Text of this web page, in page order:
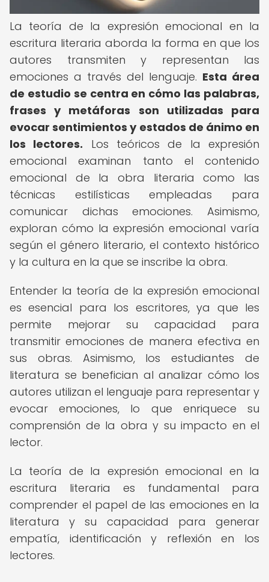
La teoría de la expresión emocional en la
escritura literaria aborda la forma en que los
autores transmiten y representan las
emociones a través del lenguaje. Esta área
de estudio se centra en cómo las palabras,
frases y metáforas son utilizadas para
evocar sentimientos y estados de ánimo en
los lectores. Los teóricos de la expresión
emocional examinan tanto el contenido
emocional de la obra literaria como las
técnicas estilísticas empleadas para
comunicar dichas emociones. Asimismo,
exploran cómo la expresión emocional varía
según el género literario, el contexto histórico
y la cultura en la que se inscribe la obra.
Entender la teoría de la expresión emocional
es esencial para los escritores, ya que les
permite mejorar su capacidad para
transmitir emociones de manera efectiva en
sus obras. Asimismo, los estudiantes de
literatura se benefician al analizar cómo los
autores utilizan el lenguaje para representar y
evocar emociones, lo que enriquece su
comprensión de la obra y su impacto en el
lector.
La teoría de la expresión emocional en la
escritura literaria es fundamental para
comprender el papel de las emociones en la
literatura y su capacidad para generar
empatía, identificación y reflexión en los
lectores.